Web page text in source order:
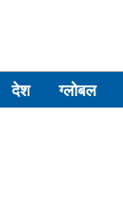
देश ग्लोबल